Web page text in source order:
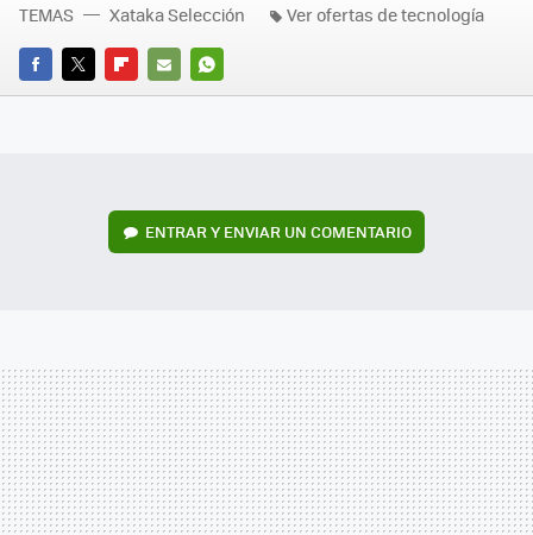
FACEBOOK
TWITTERFLIPBOARD
E-
WHATSAPP
TEMAS Xataka Selección Ver ofertas de tecnología
ENTRAR Y ENVIAR UN COMENTARIO